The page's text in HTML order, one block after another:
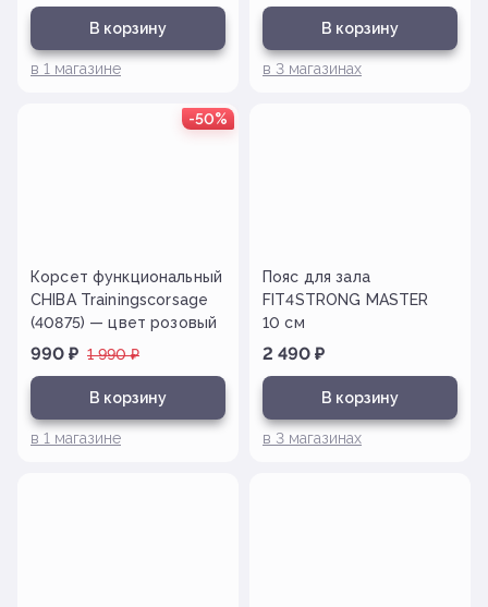
В корзину
в 1 магазине
В корзину
в 3 магазинах
-50%
Корсет функциональный
CHIBA Trainingscorsage
(40875) — цвет розовый
990 ₽ 1 990₽
В корзину
в 1 магазине
Пояс для зала
FIT4STRONG MASTER
10 см
2 490 ₽
В корзину
в 3 магазинах